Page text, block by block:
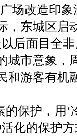
场改造印
，东城区启
后面目全
城市意象，
和游客有机
保护，用‘
化的保护